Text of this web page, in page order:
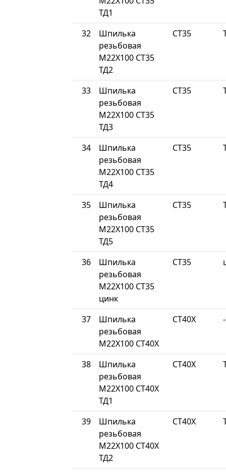
ТД1
32
Шпилька
резьбовая
М22Х100 СТ35
ТД2
СТ35
33
Шпилька
резьбовая
М22Х100 СТ35
ТД3
СТ35
34
Шпилька
резьбовая
М22Х100 СТ35
ТД4
СТ35
35
Шпилька
резьбовая
М22Х100 СТ35
ТД5
СТ35
36
Шпилька
резьбовая
М22Х100 СТ35
цинк
СТ35
37
Шпилька
резьбовая
М22Х100 СТ40Х
СТ40Х -
38
Шпилька
резьбовая
М22Х100 СТ40Х
ТД1
СТ40Х
39
Шпилька
резьбовая
М22Х100 СТ40Х
ТД2
СТ40Х